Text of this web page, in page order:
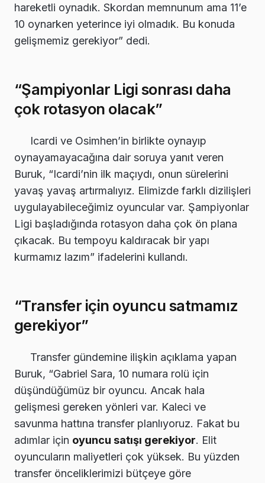
hareketli oynadık. Skordan memnunum ama 11’e
10 oynarken yeterince iyi olmadık. Bu konuda
gelişmemiz gerekiyor” dedi.
“Şampiyonlar Ligi sonrası daha
çok rotasyon olacak”
Icardi ve Osimhen’in birlikte oynayıp
oynayamayacağına dair soruya yanıt veren
Buruk, “Icardi’nin ilk maçıydı, onun sürelerini
yavaş yavaş artırmalıyız. Elimizde farklı dizilişleri
uygulayabileceğimiz oyuncular var. Şampiyonlar
Ligi başladığında rotasyon daha çok ön plana
çıkacak. Bu tempoyu kaldıracak bir yapı
kurmamız lazım” ifadelerini kullandı.
“Transfer için oyuncu satmamız
gerekiyor”
Transfer gündemine ilişkin açıklama yapan
Buruk, “Gabriel Sara, 10 numara rolü için
düşündüğümüz bir oyuncu. Ancak hala
gelişmesi gereken yönleri var. Kaleci ve
savunma hattına transfer planlıyoruz. Fakat bu
adımlar için oyuncu satışı gerekiyor. Elit
oyuncuların maliyetleri çok yüksek. Bu yüzden
transfer önceliklerimizi bütçeye göre